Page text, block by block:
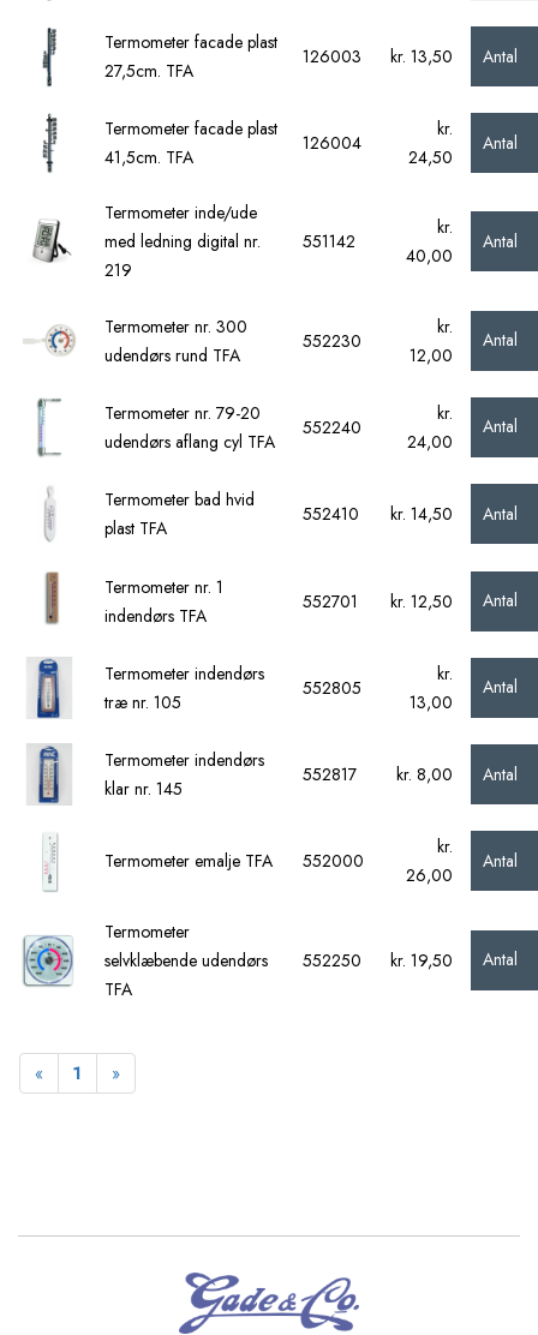
Termometer facade plast
27,5cm. TFA
126003 kr. 13,50 Antal
Termometer facade plast
41,5cm. TFA
126004
kr.
24,50
Antal
Termometer inde/ude
med ledning digital nr.
219
551142
kr.
40,00
Antal
Termometer nr. 300
udendørs rund TFA
552230
kr.
12,00
Antal
Termometer nr. 79-20
udendørs aflang cyl TFA
552240
kr.
24,00
Antal
Termometer bad hvid
plast TFA
552410 kr. 14,50 Antal
Termometer nr. 1
indendørs TFA
552701 kr. 12,50 Antal
Termometer indendørs
træ nr. 105
552805
kr.
13,00
Antal
Termometer indendørs
klar nr. 145
552817 kr. 8,00 Antal
Termometer emalje TFA 552000
kr.
26,00
Antal
Termometer
selvklæbende udendørs
TFA
552250 kr. 19,50 Antal
« Forrige
1 »Næste